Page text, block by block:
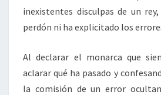
inexistentes disculpas de un
perdón ni ha explicitado los
Al declarar el monarca que
aclarar qué ha pasado y
la comisión de un error